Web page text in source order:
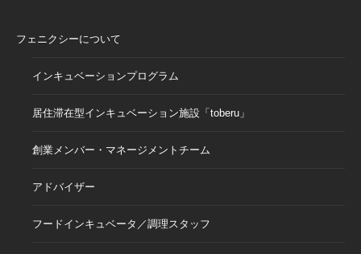
フェニクシーについて
インキュベーションプログラム
居住滞在型インキュベーション施設「toberu」
創業メンバー・マネージメントチーム
アドバイザー
フードインキュベータ／調理スタッフ